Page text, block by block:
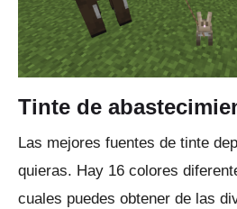
Tinte de
Las mejores fuentes de tinte
quieras. Hay 16 colores
cuales puedes obtener de las